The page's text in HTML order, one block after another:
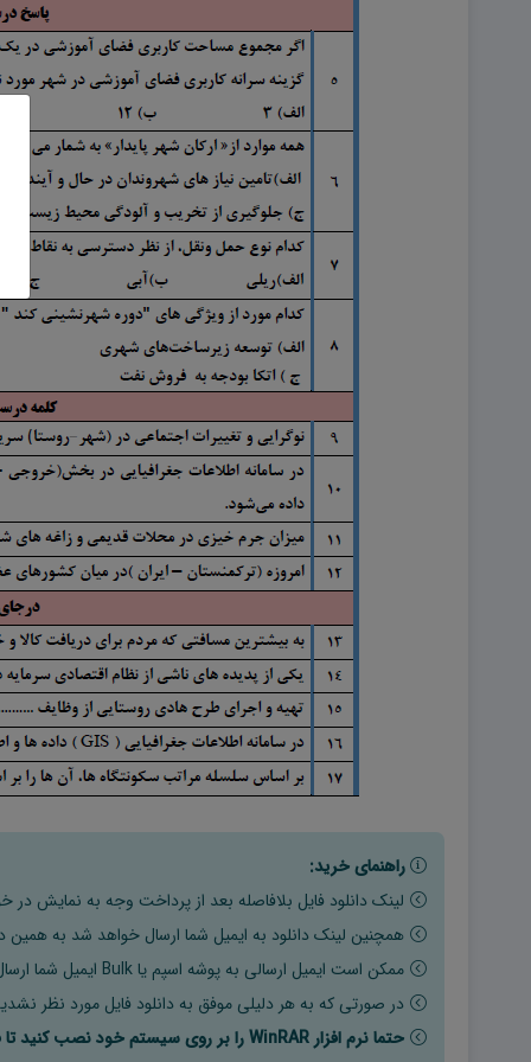
راهنمای خرید:
لینک دانلود فایل بلافاصله بعد از پرداخت وجه به نمایش در
همچنین لینک دانلود به ایمیل شما ارسال خواهد شد به همین
ممکن است ایمیل ارسالی به پوشه اسپم یا Bulk ایمیل شما ارسال شده باشد.
در صورتی که به هر دلیلی موفق به دانلود فایل مورد نظر
حتما نرم افزار WinRAR را بر روی سیستم خود نصب کنید تا فایل ها به راحتی از حالت فشرده خارج شوند.